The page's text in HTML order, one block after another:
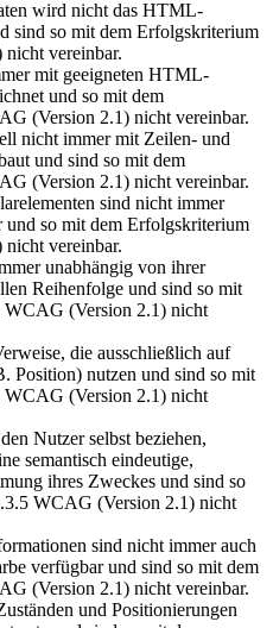
wird nicht das HTML-
sind so mit dem Erfolgskriterium
vereinbar.
mit geeigneten HTML-
und so mit dem
(Version 2.1) nicht vereinbar.
nicht immer mit Zeilen- und
und sind so mit dem
(Version 2.1) nicht vereinbar.
sind nicht immer
und so mit dem Erfolgskriterium
vereinbar.
unabhängig von ihrer
Reihenfolge und sind so mit
(Version 2.1) nicht
die ausschließlich auf
Position) nutzen und sind so mit
(Version 2.1) nicht
Nutzer selbst beziehen,
semantisch eindeutige,
ihres Zweckes und sind so
WCAG (Version 2.1) nicht
sind nicht immer auch
verfügbar und sind so mit dem
(Version 2.1) nicht vereinbar.
und Positionierungen